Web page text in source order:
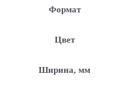
Формат
Цвет
Ширина, мм